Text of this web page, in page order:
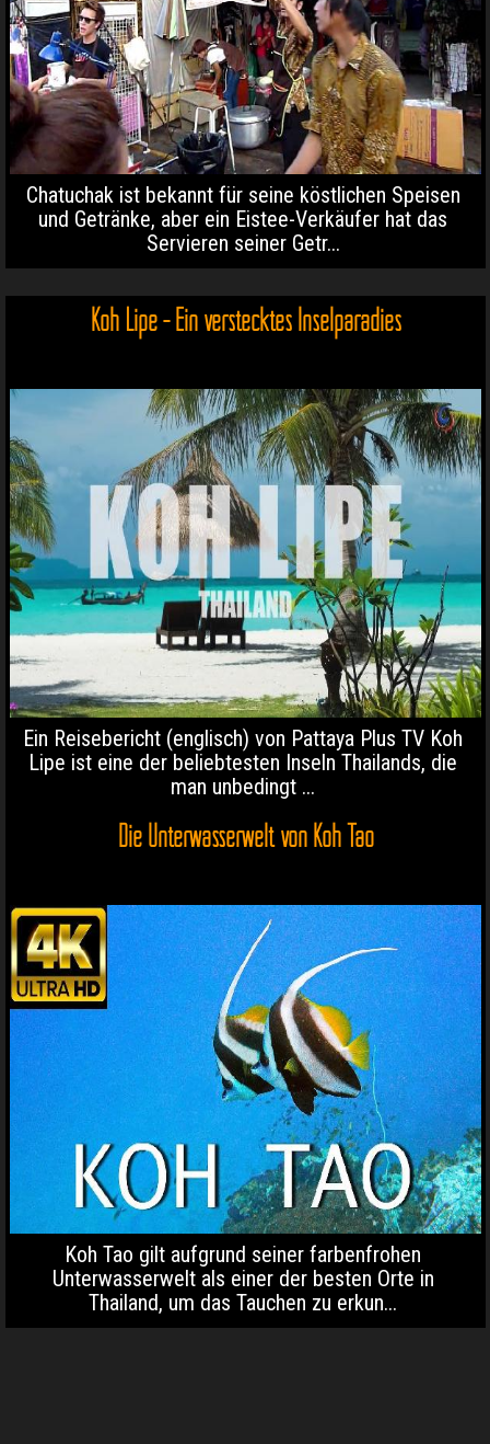
Chatuchak ist bekannt für seine köstlichen Speisen
und Getränke, aber ein Eistee-Verkäufer hat das
Servieren seiner Getr...
Koh Lipe - Ein verstecktes Inselparadies
Ein Reisebericht (englisch) von Pattaya Plus TV Koh
Lipe ist eine der beliebtesten Inseln Thailands, die
man unbedingt ...
Die Unterwasserwelt von Koh Tao
Koh Tao gilt aufgrund seiner farbenfrohen
Unterwasserwelt als einer der besten Orte in
Thailand, um das Tauchen zu erkun...